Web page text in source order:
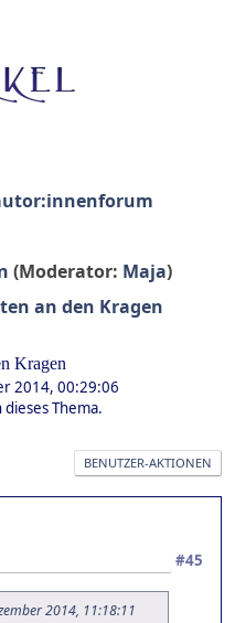
(Moderator: Maja)
an den Kragen
Kragen
2014, 00:29:06
Thema.
BENUTZER-AKTIONEN
#45
2014, 11:18:11